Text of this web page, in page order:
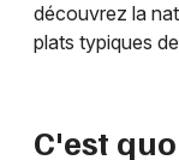
découvrez la
plats typiques
C'est